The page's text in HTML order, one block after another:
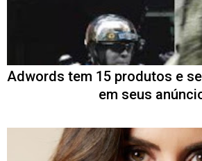
Adwords tem 15 produtos e
em seus